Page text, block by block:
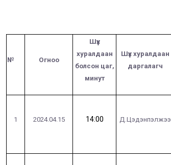
№ Огноо
Шүүх
хуралдаан
болсон цаг,
минут
Шүүх хуралдаан
даргалагч
1 2024.04.15 14:00 Д.Цэдэнпэлжээ